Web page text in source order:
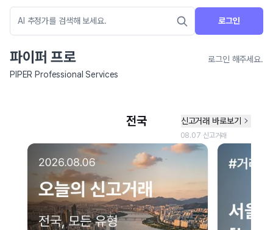
로그인
파이퍼 프로
로그인 해주세요.
PIPER Professional Services